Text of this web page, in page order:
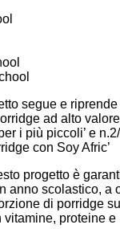
segue e riprende
ad alto valore
i più piccoli’ e
con Soy Afric’
progetto è
anno scolastico, a
di porridge
vitamine, proteine e